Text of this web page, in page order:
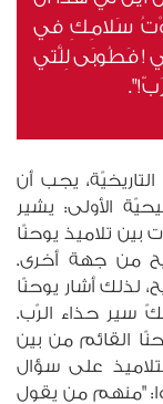
سَلامِكِ في
! فَطُوبَى لِلَّتي
يجب أن
الأولى: يشير
تلاميذ يوحنّا
من جهة أخرى.
لذلك أشار يوحنّا
سير حذاء الرّب.
القائم من بين
على سؤال
"منهم من يقول